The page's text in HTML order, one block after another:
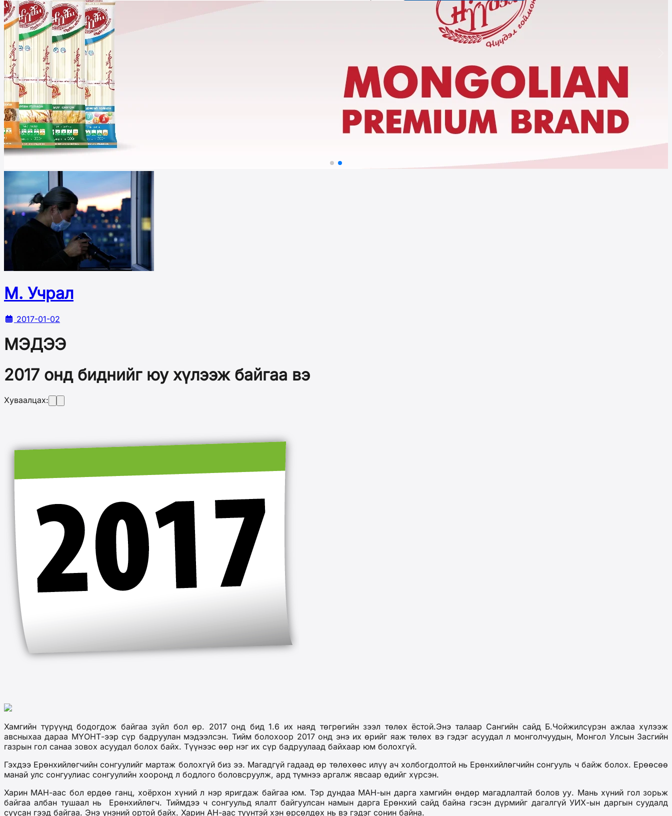
М. Учрал
2017-01-02
МЭДЭЭ
2017 онд биднийг юу хүлээж байгаа вэ
Хуваалцах:
Хамгийн түрүүнд бодогдож байгаа зүйл бол өр. 2017 онд бид 1.6 их наяд төгрөгийн зээл төлөх ёстой.Энэ талаар Сангийн сайд Б.Чойжилсүрэн ажлаа хүлээж
авсныхаа дараа МҮОНТ-ээр сүр бадруулан мэдээлсэн. Тийм болохоор 2017 онд энэ их өрийг яаж төлөх вэ гэдэг асуудал л монголчуудын, Монгол Улсын Засгийн
газрын гол санаа зовох асуудал болох байх. Түүнээс өөр нэг их сүр бадруулаад байхаар юм болохгүй.
Гэхдээ Ерөнхийлөгчийн сонгуулийг мартаж болохгүй биз ээ. Магадгүй гадаад өр төлөхөөс илүү ач холбогдолтой нь Ерөнхийлөгчийн сонгууль ч байж болох. Ерөөсөө
манай улс сонгуулиас сонгуулийн хооронд л бодлого боловсруулж, ард түмнээ аргалж явсаар өдийг хүрсэн.
Харин МАН-аас бол ердөө ганц, хоёрхон хүний л нэр яригдаж байгаа юм. Тэр дундаа МАН-ын дарга хамгийн өндөр магадлалтай болов уу. Мань хүний гол зорьж
байгаа албан тушаал нь Ерөнхийлөгч. Тиймдээ ч сонгуульд ялалт байгуулсан намын дарга Ерөнхий сайд байна гэсэн дүрмийг дагалгүй УИХ-ын даргын суудалд
суусан гээд байгаа. Энэ үнэний ортой байх. Харин АН-аас түүнтэй хэн өрсөлдөх нь вэ гэдэг сонин байна.